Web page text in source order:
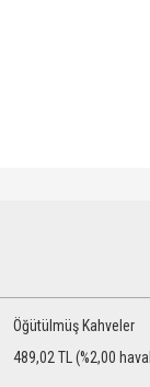
Öğütülmüş Kahveler
489,02 TL (%2,00